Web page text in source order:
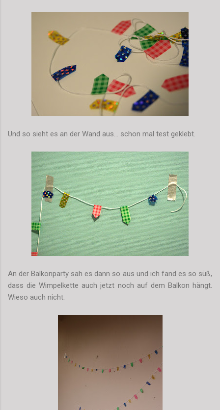
Und so sieht es an der Wand aus... schon mal test geklebt.
An der Balkonparty sah es dann so aus und ich fand es so süß,
dass die Wimpelkette auch jetzt noch auf dem Balkon hängt.
Wieso auch nicht.